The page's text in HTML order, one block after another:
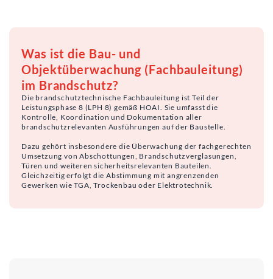
Was ist die Bau- und
Objektüberwachung (Fachbauleitung)
im Brandschutz?
Die brandschutztechnische Fachbauleitung ist Teil der
Leistungsphase 8 (LPH 8) gemäß HOAI. Sie umfasst die
Kontrolle, Koordination und Dokumentation aller
brandschutzrelevanten Ausführungen auf der Baustelle.
Dazu gehört insbesondere die Überwachung der fachgerechten
Umsetzung von Abschottungen, Brandschutzverglasungen,
Türen und weiteren sicherheitsrelevanten Bauteilen.
Gleichzeitig erfolgt die Abstimmung mit angrenzenden
Gewerken wie TGA, Trockenbau oder Elektrotechnik.